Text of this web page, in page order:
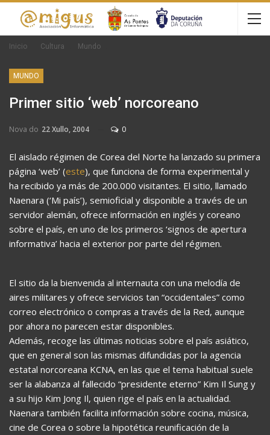
Inicio Cultura Mundo
MUNDO
Primer sitio ‘web’ norcoreano
Nova do 22 Xullo, 2004 0
El aislado régimen de Corea del Norte ha lanzado su primera
página ‘web’ (este), que funciona de forma experimental y
ha recibido ya más de 200.000 visitantes. El sitio, llamado
Naenara (‘Mi país’), semioficial y disponible a través de un
servidor alemán, ofrece información en inglés y coreano
sobre el país, en uno de los primeros ‘signos de apertura
informativa’ hacia el exterior por parte del régimen.
El sitio da la bienvenida al internauta con una melodía de
aires militares y ofrece servicios tan “occidentales” como
correo electrónico o compras a través de la Red, aunque
por ahora no parecen estar disponibles.
Además, recoge las últimas noticias sobre el país asiático,
que en general son las mismas difundidas por la agencia
estatal norcoreana KCNA, en las que el tema habitual suele
ser la alabanza al fallecido “presidente eterno” Kim Il Sung y
a su hijo Kim Jong Il, quien rige el país en la actualidad.
Naenara también facilita información sobre cocina, música,
cine de Corea o sobre la hipotética reunificación de la